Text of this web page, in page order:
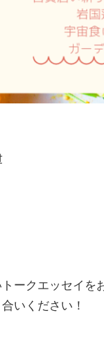
ークエッセイを
いください！